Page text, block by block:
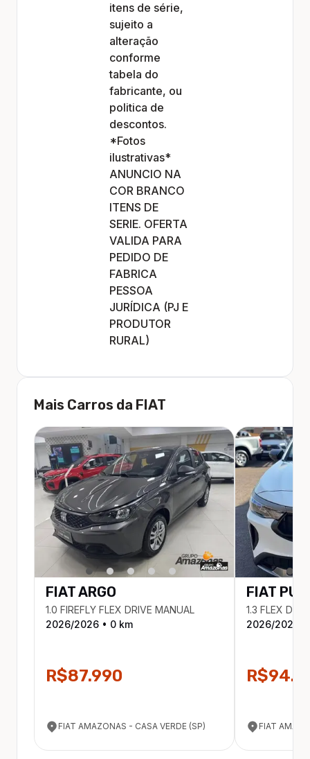
itens de série,
sujeito a
alteração
conforme
tabela do
fabricante, ou
politica de
descontos.
*Fotos
ilustrativas*
ANUNCIO NA
COR BRANCO
ITENS DE
SERIE. OFERTA
VALIDA PARA
PEDIDO DE
FABRICA
PESSOA
JURÍDICA (PJ E
PRODUTOR
RURAL)
Mais Carros da FIAT
FIATARGO
1.0 FIREFLY FLEX DRIVE MANUAL
2026/2026 • 0 km
R$87.990
FIAT AMAZONAS - CASA VERDE (SP)
FIAT
1.3 FLEX
2026/2026
FIAT